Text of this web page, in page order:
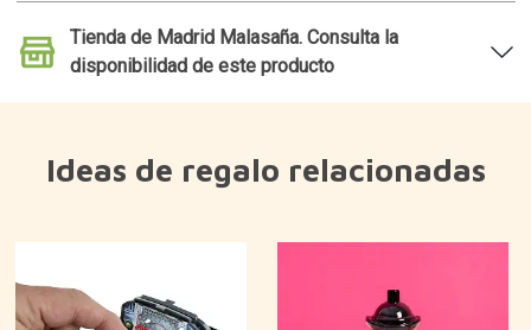
Tienda de Madrid Malasaña. Consulta la
disponibilidad de este producto
Ideas de regalo relacionadas